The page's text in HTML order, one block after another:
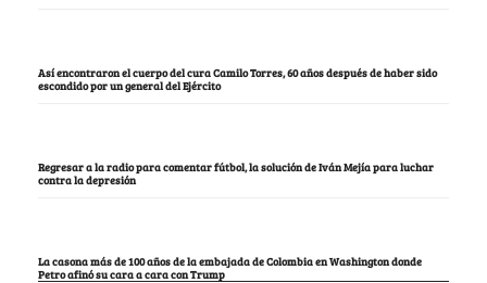
Así encontraron el cuerpo del cura Camilo Torres, 60 años después de haber sido
escondido por un general del Ejército
Regresar a la radio para comentar fútbol, la solución de Iván Mejía para luchar
contra la depresión
La casona más de 100 años de la embajada de Colombia en Washington donde
Petro afinó su cara a cara con Trump